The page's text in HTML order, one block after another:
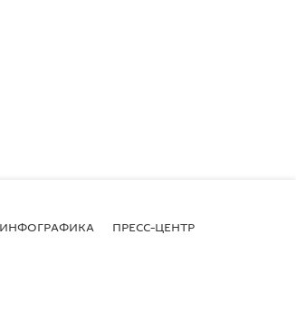
ИНФОГРАФИКА ПРЕСС-ЦЕНТР